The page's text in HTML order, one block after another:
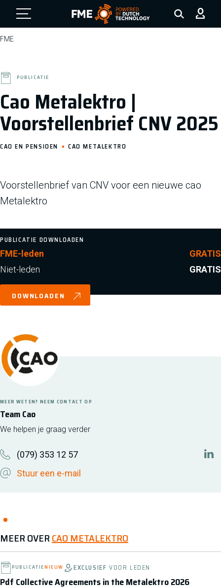
FME Logo, to the homepage
FME
Cao Metalektro |
Voorstellenbrief CNV 2025
PUBLICATIE
CAO EN PENSIOEN CAO METALEKTRO
Voorstellenbrief van CNV voor een nieuwe cao
Metalektro
PUBLICATIE DOWNLOADEN
FME-leden
GRATIS
Niet-leden
GRATIS
DOWNLOADEN
Team Cao
MEER WETEN? NEEM CONTACT OP
We helpen je graag verder
(079) 353 12 57
Stuur een e-mail
MEER OVERCAO METALEKTRO
PUBLICATIENIEUW EXCLUSIEF VOOR LEDEN
Pdf Collective Agreements in the Metalektro 2026